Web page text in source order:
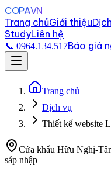
COPAVN
Trang chủGiới thiệu
StudyLiên hệ
📞 0964.134.517Báo giá
Trang chủ
Dịch vụ
Thiết kế website
Cửa khẩu Hữu Nghị-
sáp nhập